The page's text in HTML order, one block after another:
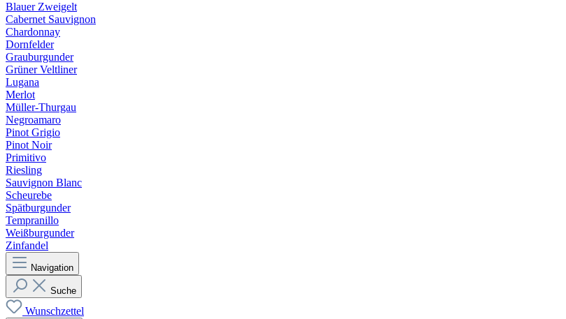
Blauer Zweigelt
Cabernet Sauvignon
Chardonnay
Dornfelder
Grauburgunder
Grüner Veltliner
Lugana
Merlot
Müller-Thurgau
Negroamaro
Pinot Grigio
Pinot Noir
Primitivo
Riesling
Sauvignon Blanc
Scheurebe
Spätburgunder
Tempranillo
Weißburgunder
Zinfandel
Navigation
Suche
Wunschzettel